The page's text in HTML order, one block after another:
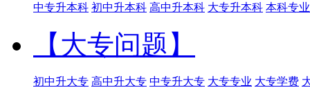
中专升本科 初中升本科 高中升本科 大专升本科 本科专业
【大专问题】
初中升大专 高中升大专 中专升大专 大专专业 大专学费